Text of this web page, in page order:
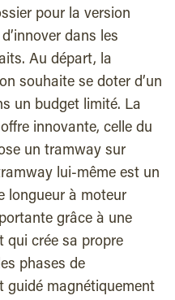
pour la version
dans les
Au départ, la
souhaite se doter d’un
un budget limité. La
innovante, celle du
un tramway sur
lui-même est un
longueur à moteur
grâce à une
qui crée sa propre
phases de
guidé magnétiquement